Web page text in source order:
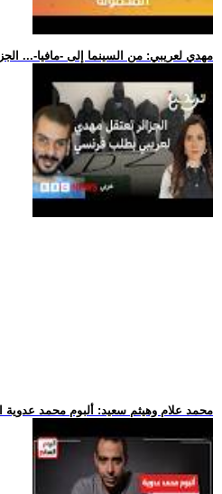
.. مهدي لعريبي: من السينما إلى -مافيا-...
.. محمد علام وهيثم سعيد: ألبوم محمد عدوية